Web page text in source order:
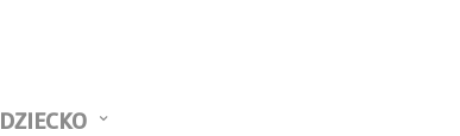
DZIECKO